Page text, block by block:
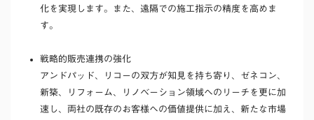
化を実現します。また、遠隔での施工指示の精度を高めま
す。
戦略的販売連携の強化
アンドパッド、リコーの双方が知見を持ち寄り、ゼネコン、
新築、リフォーム、リノベーション領域へのリーチを更に加
速し、両社の既存のお客様への価値提供に加え、新たな市場